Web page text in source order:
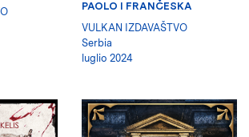
PAOLO I FRANČESKA
VULKAN IZDAVAŠTVO
Serbia
luglio 2024